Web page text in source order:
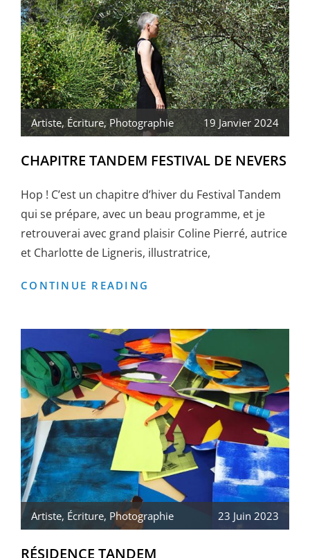
Artiste,Écriture, Photographie 19 Janvier 2024
CHAPITRE TANDEM FESTIVAL DE NEVERS
Hop ! C’est un chapitre d’hiver du Festival Tandem
qui se prépare, avec un beau programme, et je
retrouverai avec grand plaisir Coline Pierré, autrice
et Charlotte de Ligneris, illustratrice,
CONTINUE READING
DE
NEVERS
Artiste, Écriture, Photographie 23 Juin 2023
RÉSIDENCE TANDEM